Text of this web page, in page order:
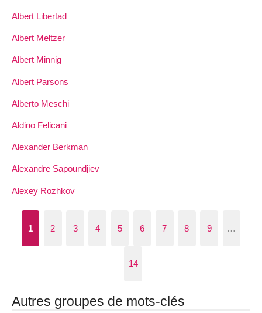
Albert Libertad
Albert Meltzer
Albert Minnig
Albert Parsons
Alberto Meschi
Aldino Felicani
Alexander Berkman
Alexandre Sapoundjiev
Alexey Rozhkov
1 2 3 4 5 6 7 8 9 …
14
Autres groupes de mots-clés